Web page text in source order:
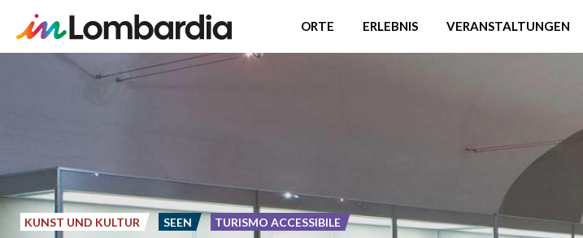
ORTE ERLEBNIS VERANSTALTUNGEN
KUNST UND KULTUR SEEN TURISMO ACCESSIBILE